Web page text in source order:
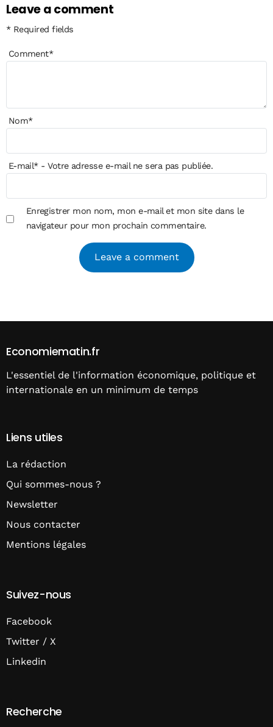
Leave a comment
* Required fields
Comment*
Nom*
E-mail*- Votre adresse e-mail ne sera pas publiée.
Enregistrer mon nom, mon e-mail et mon site dans le
navigateur pour mon prochain commentaire.
Economiematin.fr
L'essentiel de l'information économique, politique et
internationale en un minimum de temps
Liens utiles
La rédaction
Qui sommes-nous ?
Newsletter
Nous contacter
Mentions légales
Suivez-nous
Facebook
Twitter / X
Linkedin
Recherche